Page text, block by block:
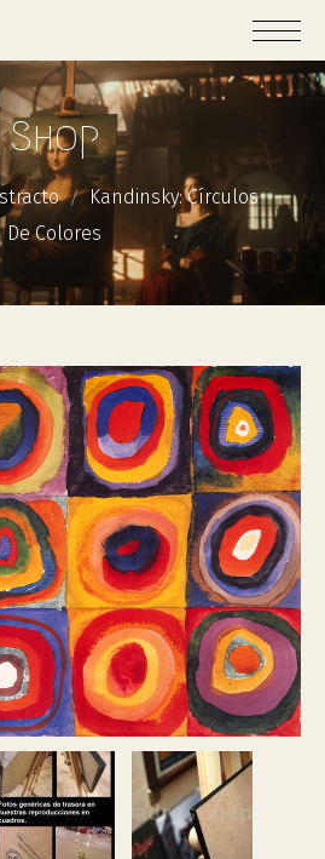
Shop
Kandinsky: Círculos
De Colores